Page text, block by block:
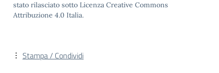
stato rilasciato sotto Licenza Creative Commons
Attribuzione 4.0 Italia.
Stampa / Condividi